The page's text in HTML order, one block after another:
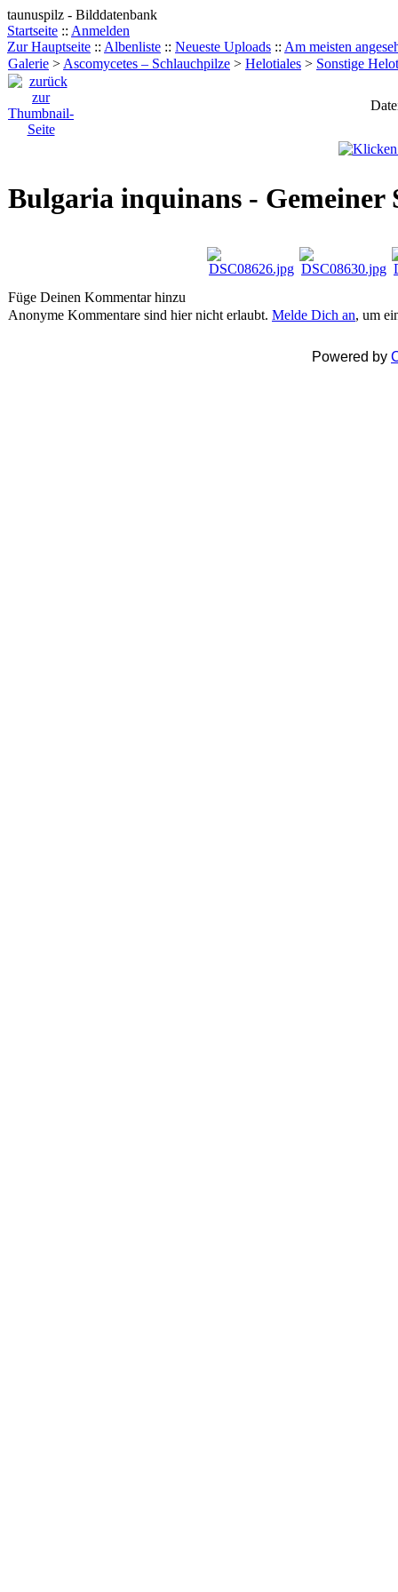
taunuspilz - Bilddatenbank
Startseite :: Anmelden
Zur Hauptseite :: Albenliste :: Neueste Uploads :: Am meisten
Galerie > Ascomycetes – Schlauchpilze > Helotiales > Sonstige
Bulgaria inquinans - Gemeiner
Füge Deinen Kommentar hinzu
Anonyme Kommentare sind hier nicht erlaubt. Melde Dich an, um
Powered by